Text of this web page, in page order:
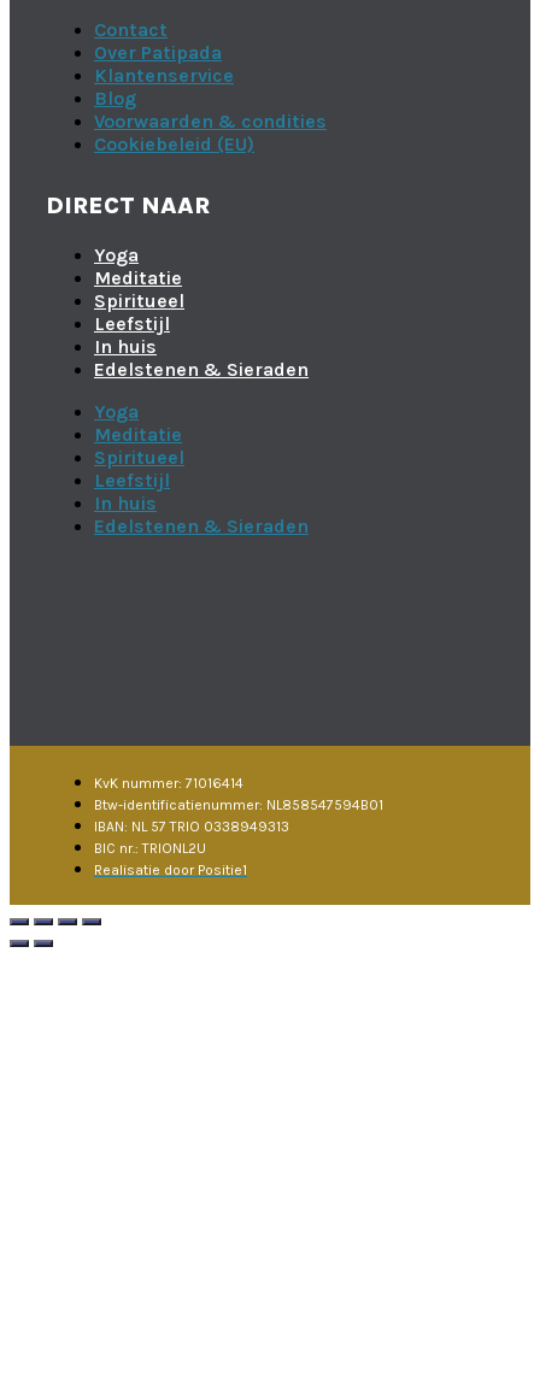
Contact
Over Patipada
Klantenservice
Blog
Voorwaarden & condities
Cookiebeleid (EU)
DIRECT NAAR
Yoga
Meditatie
Spiritueel
Leefstijl
In huis
Edelstenen & Sieraden
Yoga
Meditatie
Spiritueel
Leefstijl
In huis
Edelstenen & Sieraden
KvK nummer: 71016414
Btw-identificatienummer: NL858547594B01
IBAN: NL 57 TRIO 0338949313
BIC nr.: TRIONL2U
Realisatie door Positie1